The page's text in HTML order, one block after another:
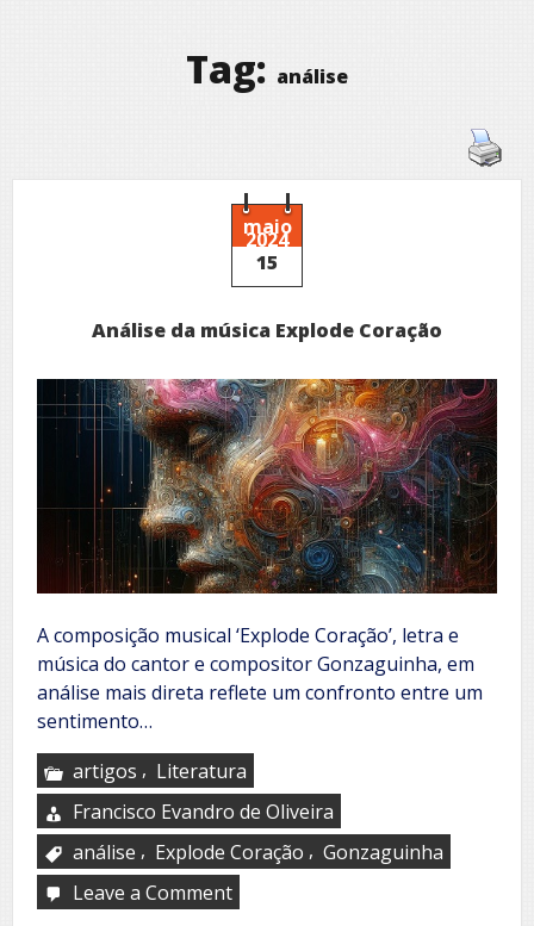
Tag: análise
maio
2024
15
Análise da música Explode Coração
A composição musical ‘Explode Coração’, letra e
música do cantor e compositor Gonzaguinha, em
análise mais direta reflete um confronto entre um
sentimento…
artigos , Literatura
Francisco Evandro de Oliveira
análise , Explode Coração , Gonzaguinha
Leave a Commenton